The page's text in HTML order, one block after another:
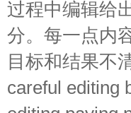
过程中编辑给
分。每一点内
目标和结果不
careful editing